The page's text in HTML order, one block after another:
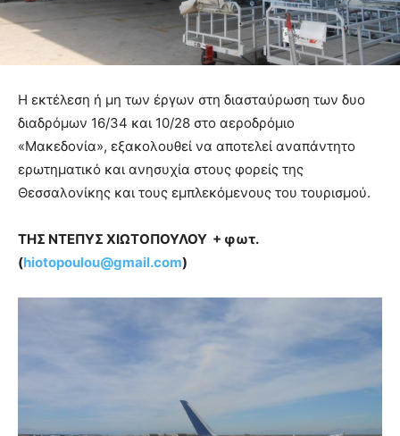
Η εκτέλεση ή μη των έργων στη διασταύρωση των δυο
διαδρόμων 16/34 και 10/28 στο αεροδρόμιο
«Μακεδονία», εξακολουθεί να αποτελεί αναπάντητο
ερωτηματικό και ανησυχία στους φορείς της
Θεσσαλονίκης και τους εμπλεκόμενους του τουρισμού.
ΤΗΣ ΝΤΕΠΥΣ ΧΙΩΤΟΠΟΥΛΟΥ + φωτ.
(hiotopoulou@gmail.com)